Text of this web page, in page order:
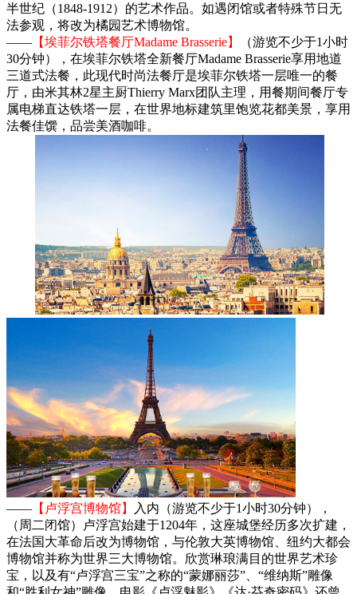
半世纪（1848-1912）的艺术作品。如遇闭馆或者特殊节日无
法参观，将改为橘园艺术博物馆。
—— 【埃菲尔铁塔餐厅Madame Brasserie】
（游览不少于1小时
30分钟），在埃菲尔铁塔全新餐厅Madame Brasserie享用地道
三道式法餐，此现代时尚法餐厅是埃菲尔铁塔一层唯一的餐
厅，由米其林2星主厨Thierry Marx团队主理，用餐期间餐厅专
属电梯直达铁塔一层，在世界地标建筑里饱览花都美景，享用
法餐佳馔，品尝美酒咖啡。
—— 【卢浮宫博物馆】
入内（游览不少于1小时30分钟），
（周二闭馆）卢浮宫始建于1204年，这座城堡经历多次扩建，
在法国大革命后改为博物馆，与伦敦大英博物馆、纽约大都会
博物馆并称为世界三大博物馆。欣赏琳琅满目的世界艺术珍
宝，以及有“卢浮宫三宝”之称的“蒙娜丽莎”、“维纳斯”雕像